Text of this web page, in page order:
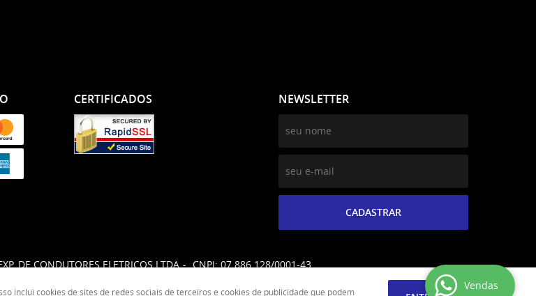
CERTIFICADOS NEWSLETTER
CADASTRAR
DE CONDUTORES ELETRICOS LTDA CNPJ: 07.886.128/0001-43
inclui cookies de sites de redes sociais de terceiros e cookies de publicidade que podem Vendas